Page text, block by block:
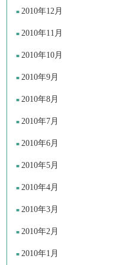
2010年12月
2010年11月
2010年10月
2010年9月
2010年8月
2010年7月
2010年6月
2010年5月
2010年4月
2010年3月
2010年2月
2010年1月